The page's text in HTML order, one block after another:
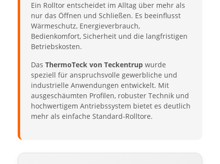
Ein Rolltor entscheidet im Alltag über mehr als
nur das Öffnen und Schließen. Es beeinflusst
Wärmeschutz, Energieverbrauch,
Bedienkomfort, Sicherheit und die langfristigen
Betriebskosten.
Das ThermoTeck von Teckentrup wurde
speziell für anspruchsvolle gewerbliche und
industrielle Anwendungen entwickelt. Mit
ausgeschäumten Profilen, robuster Technik und
hochwertigem Antriebssystem bietet es deutlich
mehr als einfache Standard-Rolltore.